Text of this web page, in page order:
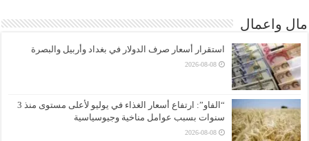
مال واعمال
استقرار أسعار صرف الدولار في بغداد وأربيل والبصرة
2026-08-08
“الفاو”: ارتفاع أسعار الغذاء في يوليو لأعلى مستوى منذ 3
سنوات بسبب عوامل مناخية وجيوسياسية
2026-08-08